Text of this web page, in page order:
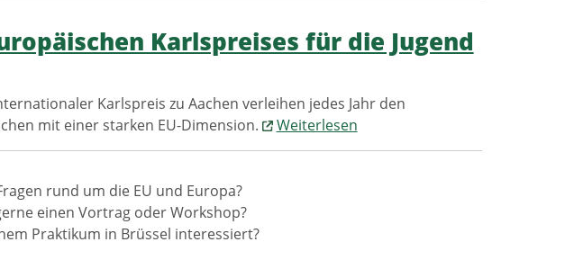
Karlspreises für die Jugend
Karlspreis zu Aachen verleihen jedes Jahr den
mit einer starken EU-Dimension.
Weiterlesen
rund um die EU und Europa?
einen Vortrag oder Workshop?
Praktikum in Brüssel interessiert?